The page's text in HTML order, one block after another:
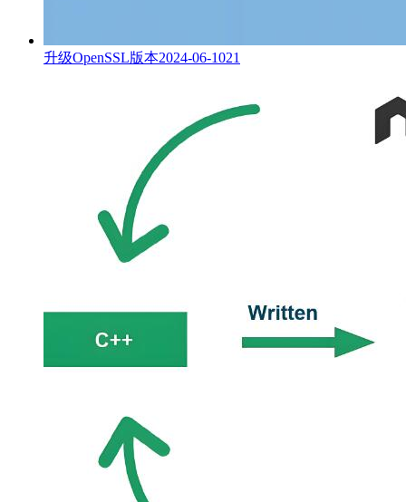
升级OpenSSL版本2024-06-1021